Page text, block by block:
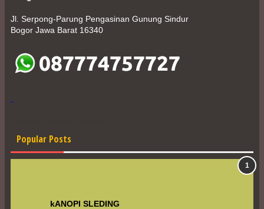
Jl. Serpong-Parung Pengasinan Gunung Sindur
Bogor Jawa Barat 16340
Popular Posts
kANOPI SLEDING